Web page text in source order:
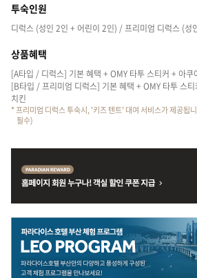
투숙인원
디럭스 (성인 2인 + 어린이 2인) / 프리미엄 디럭스 (성
상품혜택
[A타입 / 디럭스] 기본 혜택 + OMY 타투 스티커 + 아쿠
[B타입 / 프리미엄 디럭스] 기본 혜택 + OMY 타투 스
치킨
* 프리미엄 디럭스 투숙시, '키즈 텐트' 대여 서비스가 제공됩
필수)